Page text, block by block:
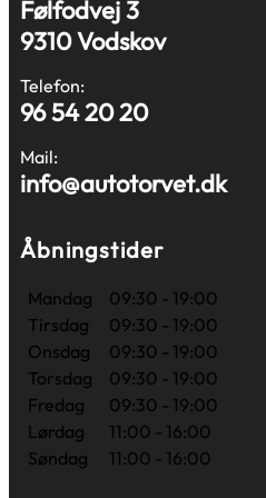
Følfodvej 3
9310 Vodskov
Telefon:
96 54 20 20
Mail:
info@autotorvet.dk
Åbningstider
Mandag
09:30 - 19:00
Tirsdag
09:30 - 19:00
Onsdag
09:30 - 19:00
Torsdag
09:30 - 19:00
Fredag
09:30 - 19:00
Lørdag
11:00 - 16:00
Søndag
11:00 - 16:00